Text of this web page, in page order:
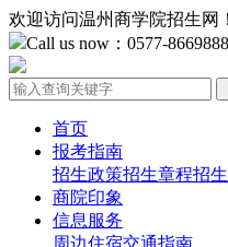
欢迎访问温州商学院招生网！
Call us now：0577-
首页
报考指南
招生政策招生章程招
商院印象
信息服务
周边住宿交通指南